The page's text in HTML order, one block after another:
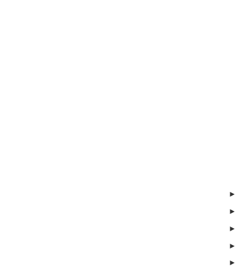
►
►
►
►
►